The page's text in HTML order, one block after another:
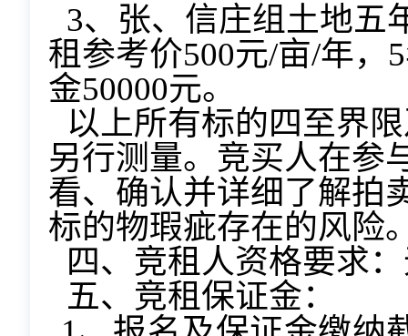
3、 张、信庄组土地五
租参考价500元/亩/年，
金50000元。
以上所有标的四至界
另行测量。竞买人在参
看、确认并详细了解拍
标的物瑕疵存在的风险
四、竞租人资格要求
五、竞租保证金：